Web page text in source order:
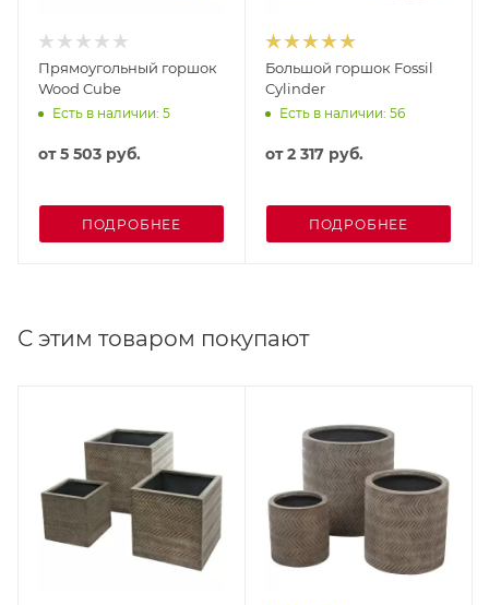
Прямоугольный горшок
Wood Cube
Есть в наличии: 5
от5 503 руб.
ПОДРОБНЕЕ
Большой горшок Fossil
Cylinder
Есть в наличии: 56
от2 317 руб.
ПОДРОБНЕЕ
С этим товаром покупают